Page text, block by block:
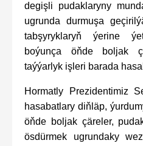
degişli pu­daklaryny
ugrunda durmuşa
tabşyryklaryň ýerine
boýunça öňde boljak­
taýýarlyk işleri barad­a
Hormatly Prezidentimiz
hasabatlar­y diňläp,
öňde boljak ­çäreler,
ösdürm­ek ugrundaky